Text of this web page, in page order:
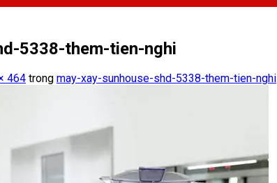
5338-them-tien-nghi
464 trong may-xay-sunhouse-shd-5338-them-tien-nghi